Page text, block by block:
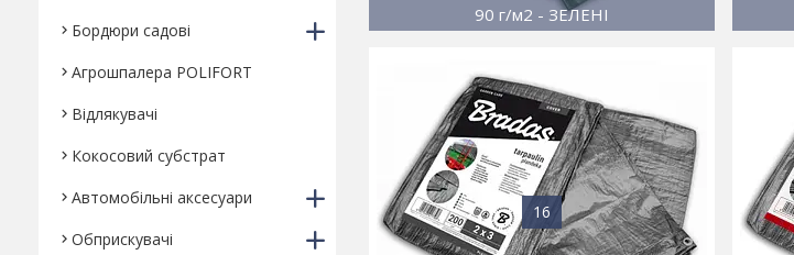
90 г/м2 - ЗЕЛЕНІ
16
Бордюри садові
Агрошпалера POLIFORT
Відлякувачі
Кокосовий субстрат
Автомобільні аксесуари
Обприскувачі